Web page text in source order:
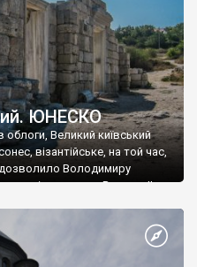
ЮНЕСКО
облоги, Великий київський
візантійське, на той час,
Володимиру
імператору Василю ІІ, та
Василем-християнином.
Херсонесу Таврійського